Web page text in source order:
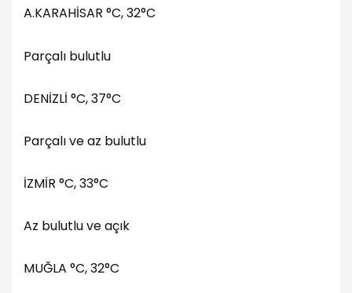
A.KARAHİSAR °C, 32°C
Parçalı bulutlu
DENİZLİ °C, 37°C
Parçalı ve az bulutlu
İZMİR °C, 33°C
Az bulutlu ve açık
MUĞLA °C, 32°C